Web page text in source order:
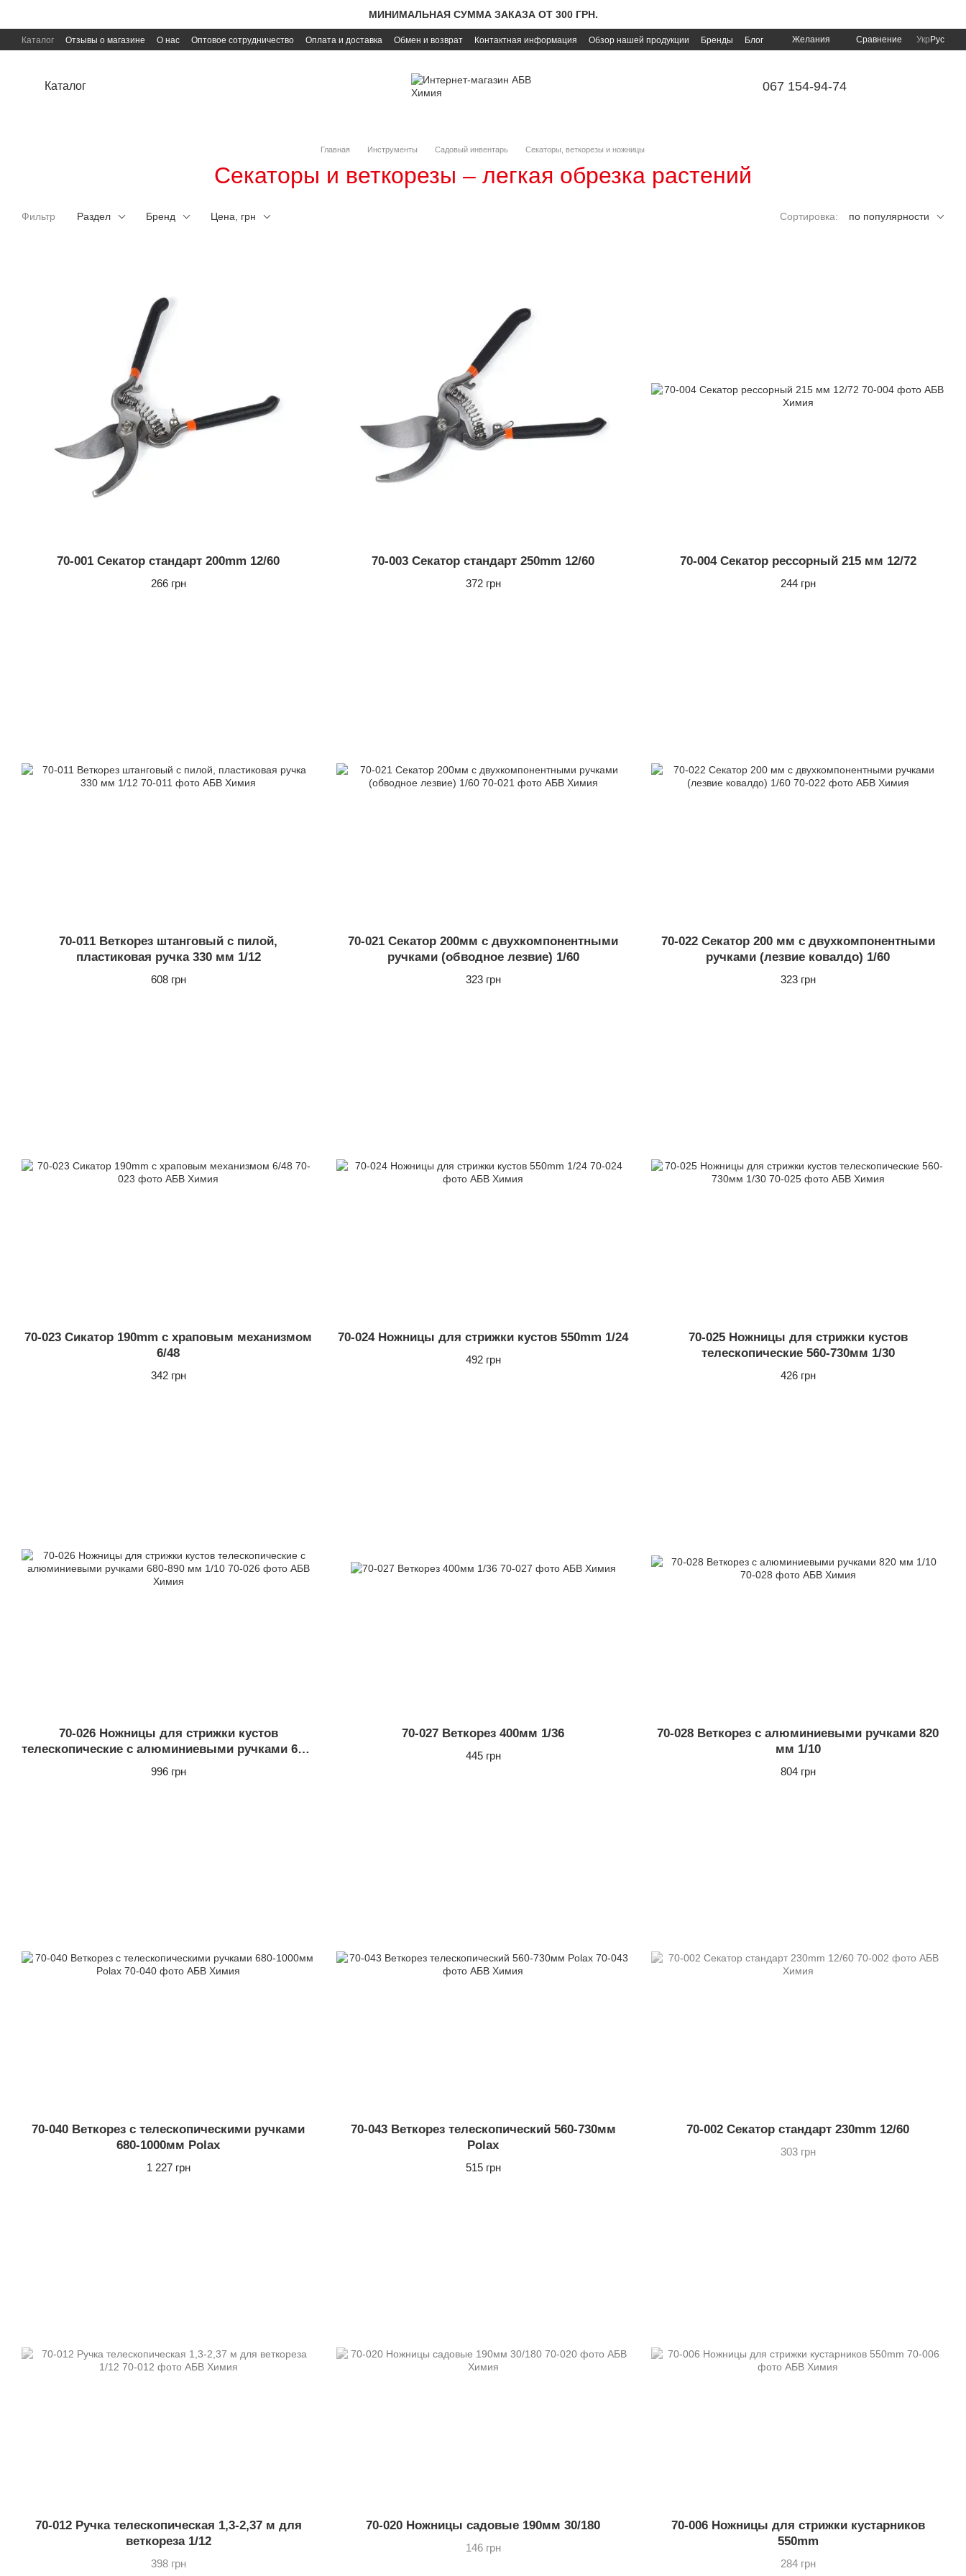
МИНИМАЛЬНАЯ СУММА ЗАКАЗА ОТ 300 ГРН.
Каталог Отзывы о магазине О нас Оптовое сотрудничество Оплата и доставка Обмен и возврат Контактная информация Обзор нашей продукции Бренды
Блог
Желания Сравнение Укр Рус
Каталог 067 154-94-74
Главная Инструменты Садовый инвентарь Секаторы, веткорезы и ножницы
Секаторы и веткорезы – легкая обрезка растений
Фильтр Раздел Бренд Цена, грн Сортировка: по популярности
70-001 Секатор стандарт 200mm 12/60
266 грн
70-003 Секатор стандарт 250mm 12/60
372 грн
70-004 Секатор рессорный 215 мм 12/72
244 грн
70-011 Веткорез штанговый с пилой,
пластиковая ручка 330 мм 1/12
608 грн
70-021 Секатор 200мм с двухкомпонентными
ручками (обводное лезвие) 1/60
323 грн
70-022 Секатор 200 мм с двухкомпонентными
ручками (лезвие ковалдо) 1/60
323 грн
70-023 Сикатор 190mm с храповым механизмом
6/48
342 грн
70-024 Ножницы для стрижки кустов 550mm 1/24
492 грн
70-025 Ножницы для стрижки кустов
телескопические 560-730мм 1/30
426 грн
70-026 Ножницы для стрижки кустов
телескопические с алюминиевыми ручками 680-
890 мм 1/10
996 грн
70-027 Веткорез 400мм 1/36
445 грн
70-028 Веткорез с алюминиевыми ручками 820
мм 1/10
804 грн
70-040 Веткорез с телескопическими ручками
680-1000мм Polax
1 227 грн
70-043 Веткорез телескопический 560-730мм
Polax
515 грн
70-002 Секатор стандарт 230mm 12/60
303 грн
70-012 Ручка телескопическая 1,3-2,37 м для
веткореза 1/12
398 грн
70-020 Ножницы садовые 190мм 30/180
146 грн
70-006 Ножницы для стрижки кустарников
550mm
284 грн